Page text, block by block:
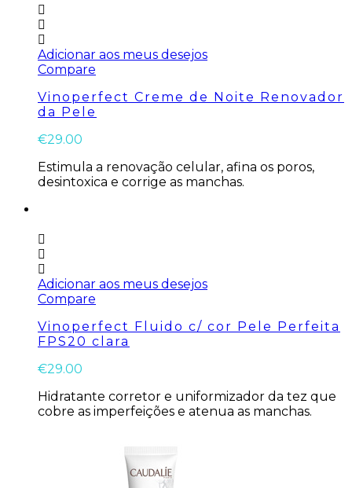
Adicionar aos meus desejos
Compare
Vinoperfect Creme de Noite Renovador
da Pele
€29.00
Estimula a renovação celular, afina os poros,
desintoxica e corrige as manchas.
Adicionar aos meus desejos
Compare
Vinoperfect Fluido c/ cor Pele Perfeita
FPS20 clara
€29.00
Hidratante corretor e uniformizador da tez que
cobre as imperfeições e atenua as manchas.